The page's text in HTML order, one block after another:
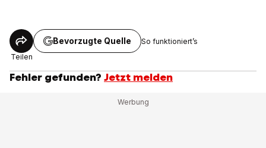
Teilen
Bevorzugte Quelle So funktioniert’s
Fehler gefunden? Jetzt melden